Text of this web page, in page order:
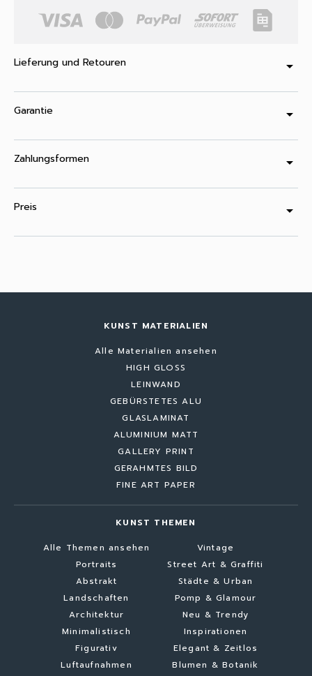
Lieferung und Retouren arrow_drop_down
Garantie arrow_drop_down
Zahlungsformen arrow_drop_down
Preis arrow_drop_down
KUNST MATERIALIEN
Alle Materialien ansehen
HIGH GLOSS
LEINWAND
GEBÜRSTETES ALU
GLASLAMINAT
ALUMINIUM MATT
GALLERY PRINT
GERAHMTES BILD
FINE ART PAPER
KUNST THEMEN
Alle Themen ansehen
Portraits
Abstrakt
Landschaften
Architektur
Minimalistisch
Figurativ
Luftaufnahmen
Vintage
Street Art & Graffiti
Städte & Urban
Pomp & Glamour
Neu & Trendy
Inspirationen
Elegant & Zeitlos
Blumen & Botanik